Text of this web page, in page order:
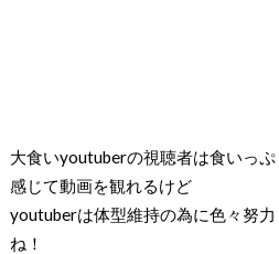
大食いyoutuberの視聴者は食いっ
感じて動画を観れるけど
youtuberは体型維持の為に色々努
ね！